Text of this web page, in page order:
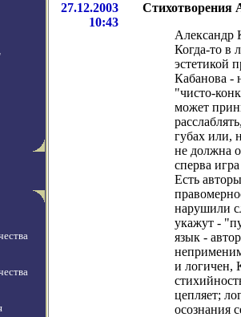
27.12.2003
10:43
Стихотворения
Александр
Когда-то в
эстетикой
Кабанова -
"чисто-
может
губах или,
не должна
сперва
Есть
нарушили
укажут -
язык -
и логичен,
цепляет;
осознания